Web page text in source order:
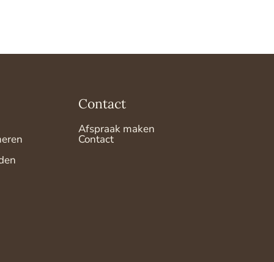
Contact
Afspraak maken
Contact